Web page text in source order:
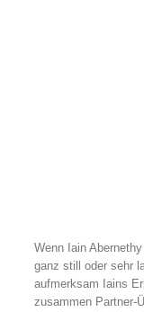
Wenn Iain
ganz still oder sehr
aufmerksam Iains
zusammen Partner-